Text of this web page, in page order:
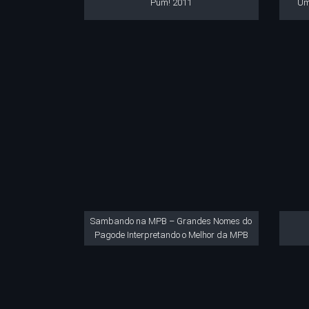
Pum! 2011
Sambando na MPB – Grandes Nomes do
Pagode Interpretando o Melhor da MPB